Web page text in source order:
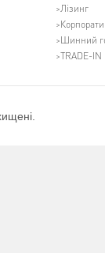
Лізинг
Шинний
TRADE-IN